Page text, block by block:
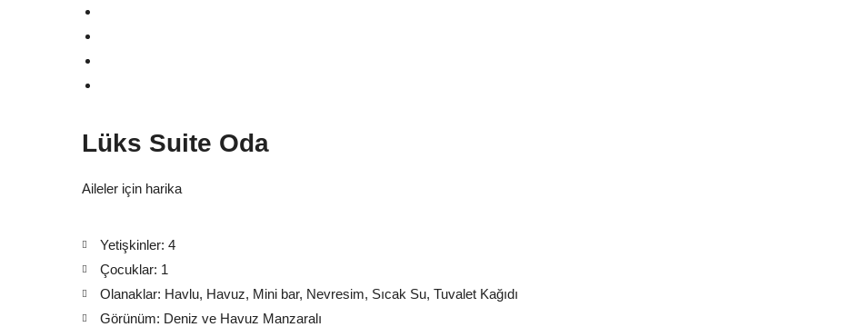
Lüks Suite Oda
Aileler için harika
Yetişkinler: 4
Çocuklar: 1
Olanaklar: Havlu, Havuz, Mini bar, Nevresim, Sıcak Su, Tuvalet Kağıdı
Görünüm: Deniz ve Havuz Manzaralı